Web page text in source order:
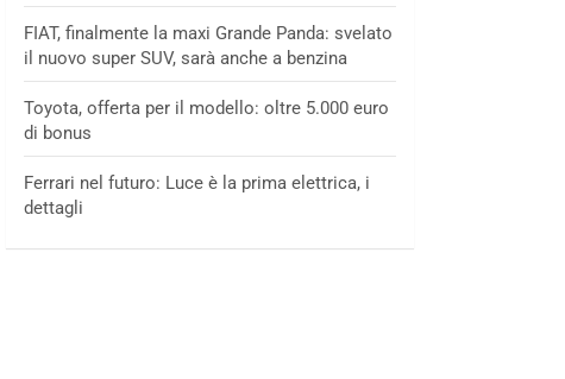
FIAT, finalmente la maxi Grande Panda: svelato
il nuovo super SUV, sarà anche a benzina
Toyota, offerta per il modello: oltre 5.000 euro
di bonus
Ferrari nel futuro: Luce è la prima elettrica, i
dettagli